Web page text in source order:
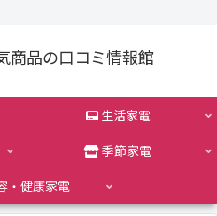
商品の口コミ情報館
生活家電
季節家電
・健康家電